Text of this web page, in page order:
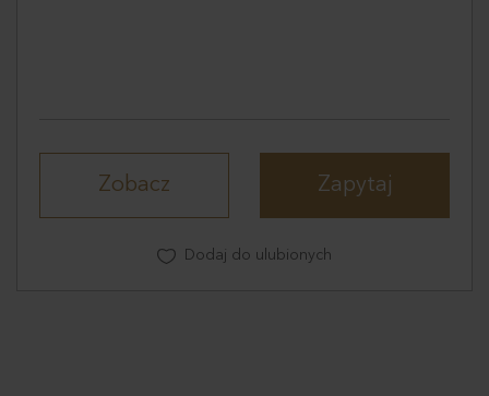
Zobacz Zapytaj
Dodaj do ulubionych